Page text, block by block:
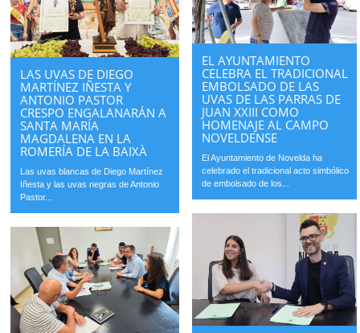
LAS UVAS DE DIEGO
MARTÍNEZ IÑESTA Y
ANTONIO PASTOR
CRESPO ENGALANARÁN A
SANTA MARÍA
MAGDALENA EN LA
ROMERÍA DE LA BAIXÀ
Las uvas blancas de Diego Martínez
Iñesta y las uvas negras de Antonio
Pastor...
EL AYUNTAMIENTO
CELEBRA EL TRADICIONAL
EMBOLSADO DE LAS
UVAS DE LAS PARRAS DE
JUAN XXIII COMO
HOMENAJE AL CAMPO
NOVELDENSE
El Ayuntamiento de Novelda ha
celebrado el tradicional acto simbólico
de embolsado de los...